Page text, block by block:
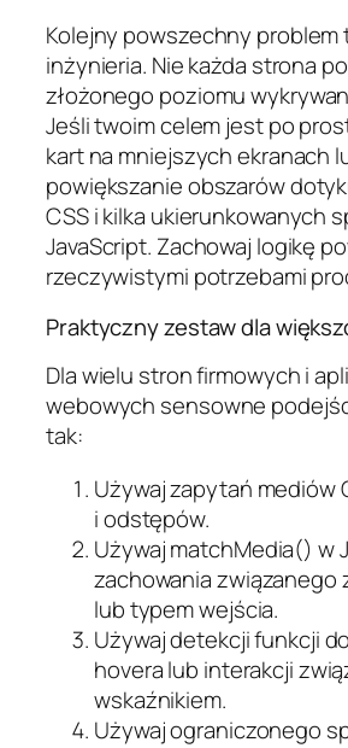
Kolejny powszechny problem
inżynieria. Nie każda strona
złożonego poziomu
Jeśli twoim celem jest po
kart na mniejszych ekranach
powiększanie obszarów
CSS i kilka ukierunkowanych
JavaScript. Zachowaj logikę
rzeczywistymi potrzebami
Praktyczny zestaw dla
Dla wielu stron firmowych i
webowych sensowne
tak:
Używaj zapytań mediów
i odstępów.
Używaj matchMedia() w
zachowania związanego
lub typem wejścia.
Używaj detekcji funkcji
hovera lub interakcji
wskaźnikiem.
Używaj ograniczonego